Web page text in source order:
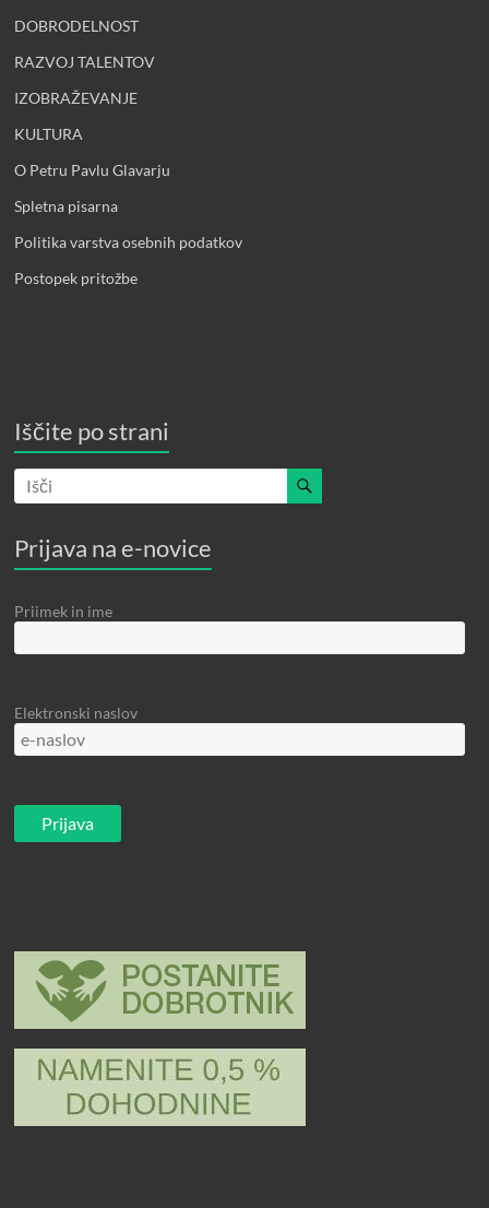
DOBRODELNOST
RAZVOJ TALENTOV
IZOBRAŽEVANJE
KULTURA
O Petru Pavlu Glavarju
Spletna pisarna
Politika varstva osebnih podatkov
Postopek pritožbe
Iščite po strani
Prijava na e-novice
Priimek in ime
Elektronski naslov